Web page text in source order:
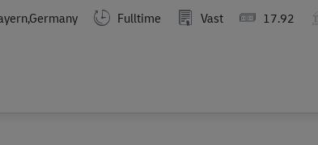
Fulltime Vast 17.92